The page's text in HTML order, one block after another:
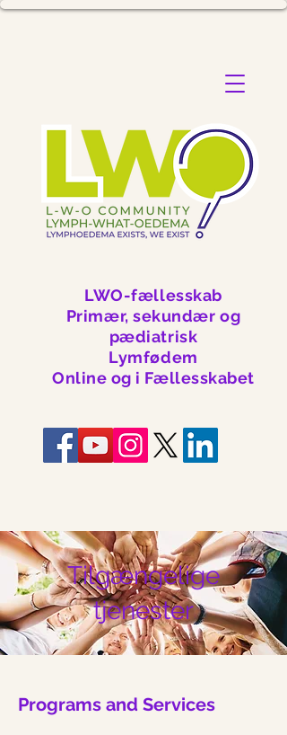
LWO-fællesskab
Primær, sekundær og
pædiatrisk
Lymfødem
Online og i Fællesskabet
Tilgængelige
tjenester
Programs and Services